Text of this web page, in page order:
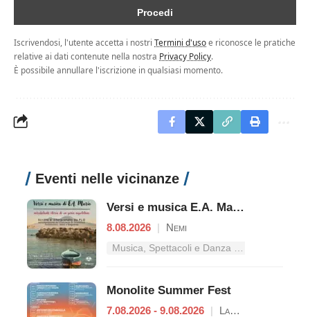
Iscrivendosi, l'utente accetta i nostri Termini d'usoe riconosce le pratiche
relative ai dati contenute nella nostra Privacy Policy.
È possibile annullare l'iscrizione in qualsiasi momento.
Eventi nelle vicinanze
Versi e musica E.A. Mario - Mirabolante storia di un genio napoletano
8.08.2026 | Nemi
Monolite Summer Fest
7.08.2026 - 9.08.2026 | Lanuvio